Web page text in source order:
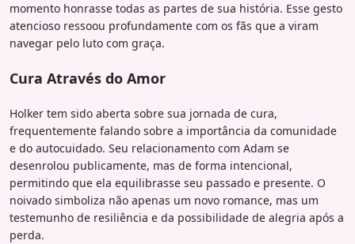
momento honrasse todas as partes de sua história. Esse gesto
atencioso ressoou profundamente com os fãs que a viram
navegar pelo luto com graça.
Cura Através do Amor
Holker tem sido aberta sobre sua jornada de cura,
frequentemente falando sobre a importância da comunidade
e do autocuidado. Seu relacionamento com Adam se
desenrolou publicamente, mas de forma intencional,
permitindo que ela equilibrasse seu passado e presente. O
noivado simboliza não apenas um novo romance, mas um
testemunho de resiliência e da possibilidade de alegria após a
perda.